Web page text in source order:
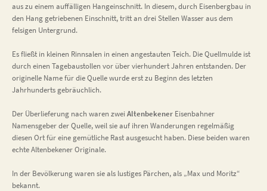
aus zu einem auffälligen Hangeinschnitt. In diesem, durch Eisenbergbau in
den Hang getriebenen Einschnitt, tritt an drei Stellen Wasser aus dem
felsigen Untergrund.
Es fließt in kleinen Rinnsalen in einen angestauten Teich. Die Quellmulde ist
durch einen Tagebaustollen vor über vierhundert Jahren entstanden. Der
originelle Name für die Quelle wurde erst zu Beginn des letzten
Jahrhunderts gebräuchlich.
Der Überlieferung nach waren zweiAltenbekener Eisenbahner
Namensgeber der Quelle, weil sie auf ihren Wanderungen regelmäßig
diesen Ort für eine gemütliche Rast ausgesucht haben. Diese beiden waren
echte Altenbekener Originale.
In der Bevölkerung waren sie als lustiges Pärchen, als „Max und Moritz“
bekannt.